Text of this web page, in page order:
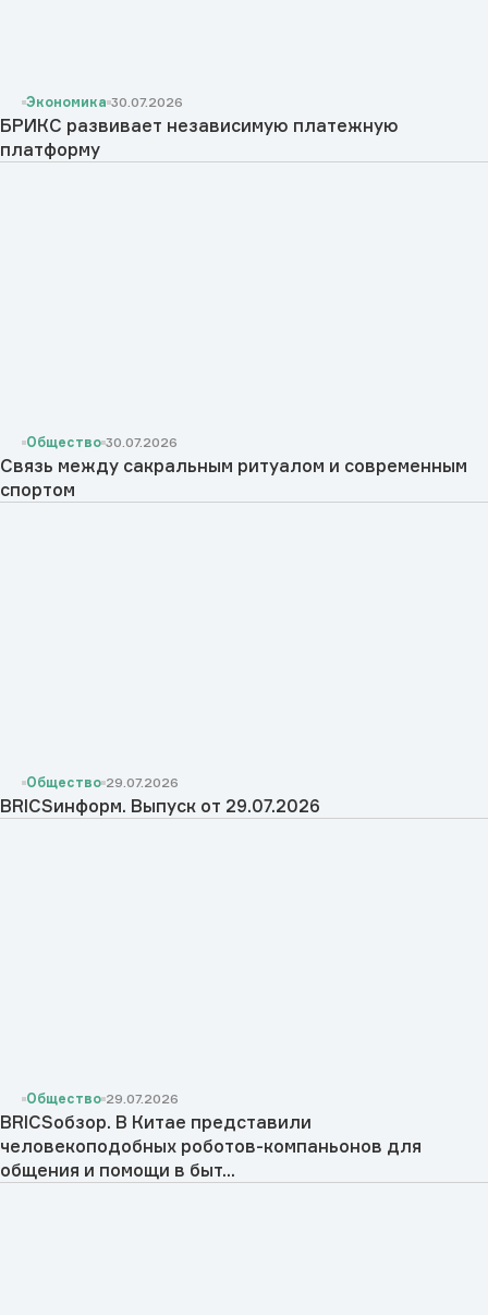
Экономика 30.07.2026
БРИКС развивает независимую платежную
платформу
Общество 30.07.2026
Cвязь между сакральным ритуалом и современным
спортом
Общество 29.07.2026
BRICSинформ. Выпуск от 29.07.2026
Общество 29.07.2026
BRICSобзор. В Китае представили
человекоподобных роботов-компаньонов для
общения и помощи в быт...